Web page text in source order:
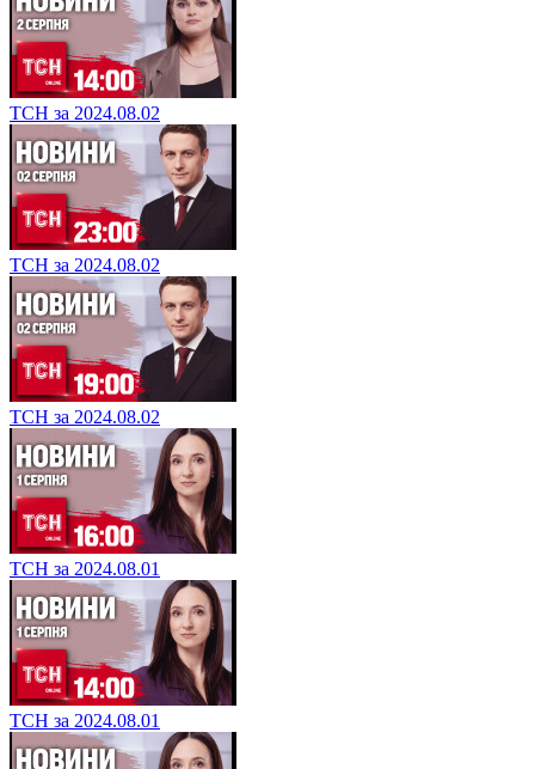
ТСН за 2024.08.02
ТСН за 2024.08.02
ТСН за 2024.08.02
ТСН за 2024.08.01
ТСН за 2024.08.01